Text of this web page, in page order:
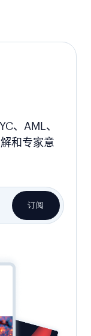
、AML、
和专家意